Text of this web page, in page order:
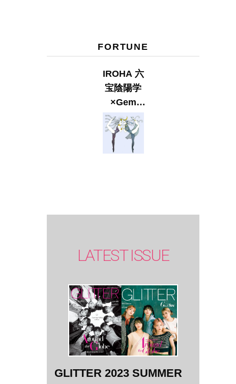
FORTUNE
IROHA 六
宝陰陽学
×Gem
Muse
【GLITTER
2023
LATEST ISSUE
GLITTER 2023 SUMMER